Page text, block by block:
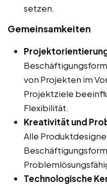
setzen.
Gemeinsamkeiten
von Projekten im
Projektziele
Flexibilität.
Kreativität und
Alle
Technologische